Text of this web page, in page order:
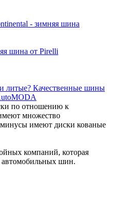
- зимняя шина
шина от Pirelli
литые? Качественные шины
по отношению к
множество
имеют диски кованые
компаний, которая
автомобильных шин.